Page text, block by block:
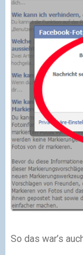
So das war’s